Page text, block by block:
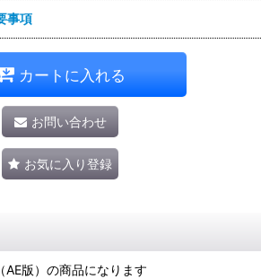
事項
カートに入れる
お問い合わせ
お気に入り登録
AE版）の商品になります